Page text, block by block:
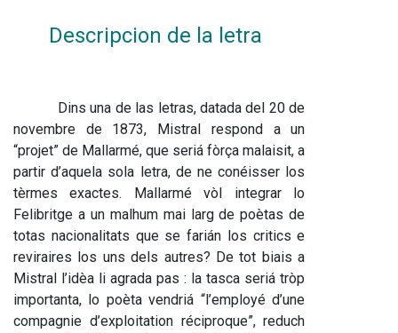
Descripcion de la letra
Dins una de las letras, datada del 20 de
novembre de 1873, Mistral respond a un
“projet” de Mallarmé, que seriá fòrça malaisit, a
partir d’aquela sola letra, de ne conéisser los
tèrmes exactes. Mallarmé vòl integrar lo
Felibritge a un malhum mai larg de poètas de
totas nacionalitats que se farián los critics e
reviraires los uns dels autres? De tot biais a
Mistral l’idèa li agrada pas : la tasca seriá tròp
importanta, lo poèta vendriá “l’employé d’une
compagnie d’exploitation réciproque”, reduch